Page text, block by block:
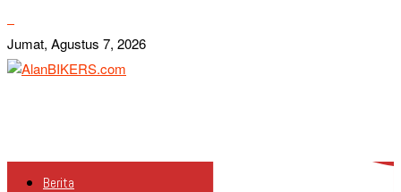
Jumat, Agustus 7, 2026
Berita